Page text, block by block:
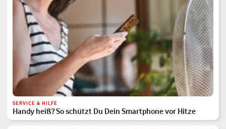
SERVICE & HILFE
Handy heiß? So schützt Du Dein Smartphone vor Hitze